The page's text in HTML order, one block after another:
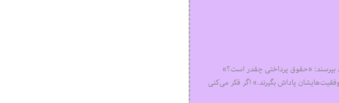
بپرسند: «حقوق پرداختی چقدر است؟»
پاداش بگیرند.» اگر فکر می‌کنی